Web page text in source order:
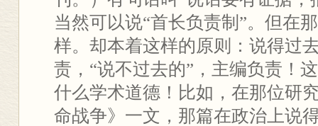
当然可以说“首长负责制”。但在
样。却本着这样的原则：说得过
责，“说不过去的”，主编负责！
什么学术道德！比如，在那位研
命战争》一文，那篇在政治上说